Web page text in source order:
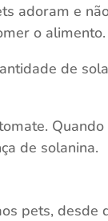
adoram e
o alimento.
de
de solanina.
pets, desde